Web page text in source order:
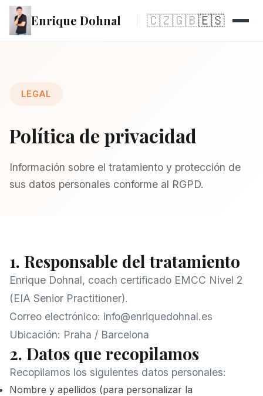
Enrique Dohnal 🇨🇿🇬🇧🇪🇸
LEGAL
Política de privacidad
Información sobre el tratamiento y protección de
sus datos personales conforme al RGPD.
1. Responsable del tratamiento
Enrique Dohnal, coach certificado EMCC Nivel 2
(EIA Senior Practitioner).
Correo electrónico: info@enriquedohnal.es
Ubicación: Praha / Barcelona
2. Datos que recopilamos
Recopilamos los siguientes datos personales:
Nombre y apellidos (para personalizar la